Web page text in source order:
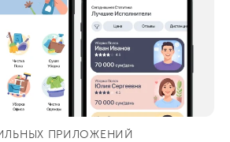
ПРИЛОЖЕНИЙ